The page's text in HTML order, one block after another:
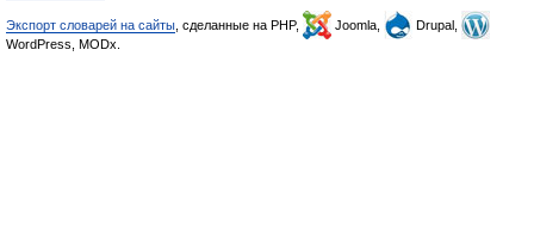
Экспорт словарей на сайты , сделанные на PHP, Joomla,
Drupal,
WordPress, MODx.